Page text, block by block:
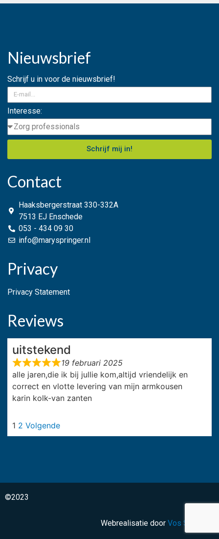
Nieuwsbrief
Schrijf u in voor de nieuwsbrief!
Interesse:
Schrijf mij in!
Contact
Haaksbergerstraat 330-332A
7513 EJ Enschede
053 - 434 09 30
info@maryspringer.nl
Privacy
Privacy Statement
Reviews
uitstekend
19 februari 2025
alle jaren,die ik bij jullie kom,altijd vriendelijk en
correct en vlotte levering van mijn armkousen
karin kolk-van zanten
1 2 Volgende
©2023
Webrealisatie door Vos Systems